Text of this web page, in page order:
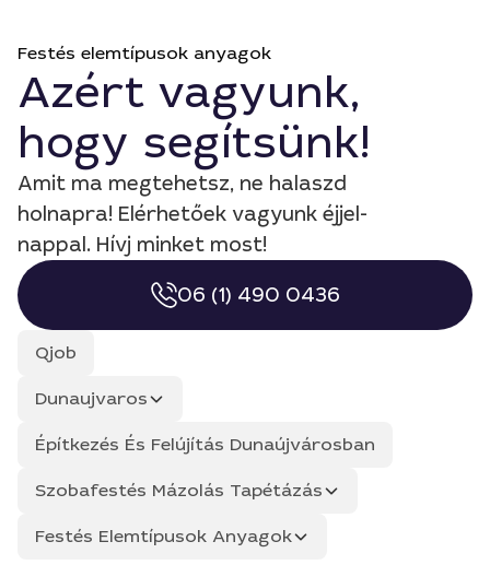
Festés elemtípusok anyagok
Azért vagyunk,
hogy segítsünk!
Amit ma megtehetsz, ne halaszd
holnapra! Elérhetőek vagyunk éjjel-
nappal. Hívj minket most!
06 (1) 490 0436
Qjob
Dunaujvaros
Építkezés És Felújítás Dunaújvárosban
Szobafestés Mázolás Tapétázás
Festés Elemtípusok Anyagok